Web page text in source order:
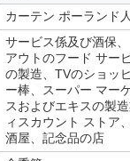
カーテン ポーランド
サービス係及び酒保
アウトのフード サー
の製造、TVのショッ
ー棒、スーパー マー
スおよびエキスの製
ィスカウント ストア
酒屋、記念品の店